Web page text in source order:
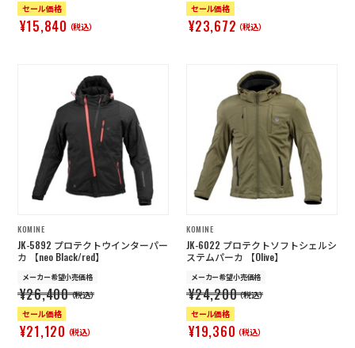
セール価格
¥15,840（税込）
セール価格
¥23,672（税込）
KOMINE
JK-5892 プロテクトウインターパー
カ 【neo Black/red】
メーカー希望小売価格
¥26,400（税込）
セール価格
¥21,120（税込）
KOMINE
JK-6022 プロテクトソフトシェルシ
ステムパーカ 【Olive】
メーカー希望小売価格
¥24,200（税込）
セール価格
¥19,360（税込）